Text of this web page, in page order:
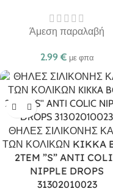
Άμεση παραλαβή
2.99 € με φπα
ΘΗΛΕΣ ΣΙΛΙΚΟΝΗΣ
ΤΩΝ ΚΟΛΙΚΩΝ KIKKA
2TEM ”S” ANTI
NIPPLE DROPS
31302010023